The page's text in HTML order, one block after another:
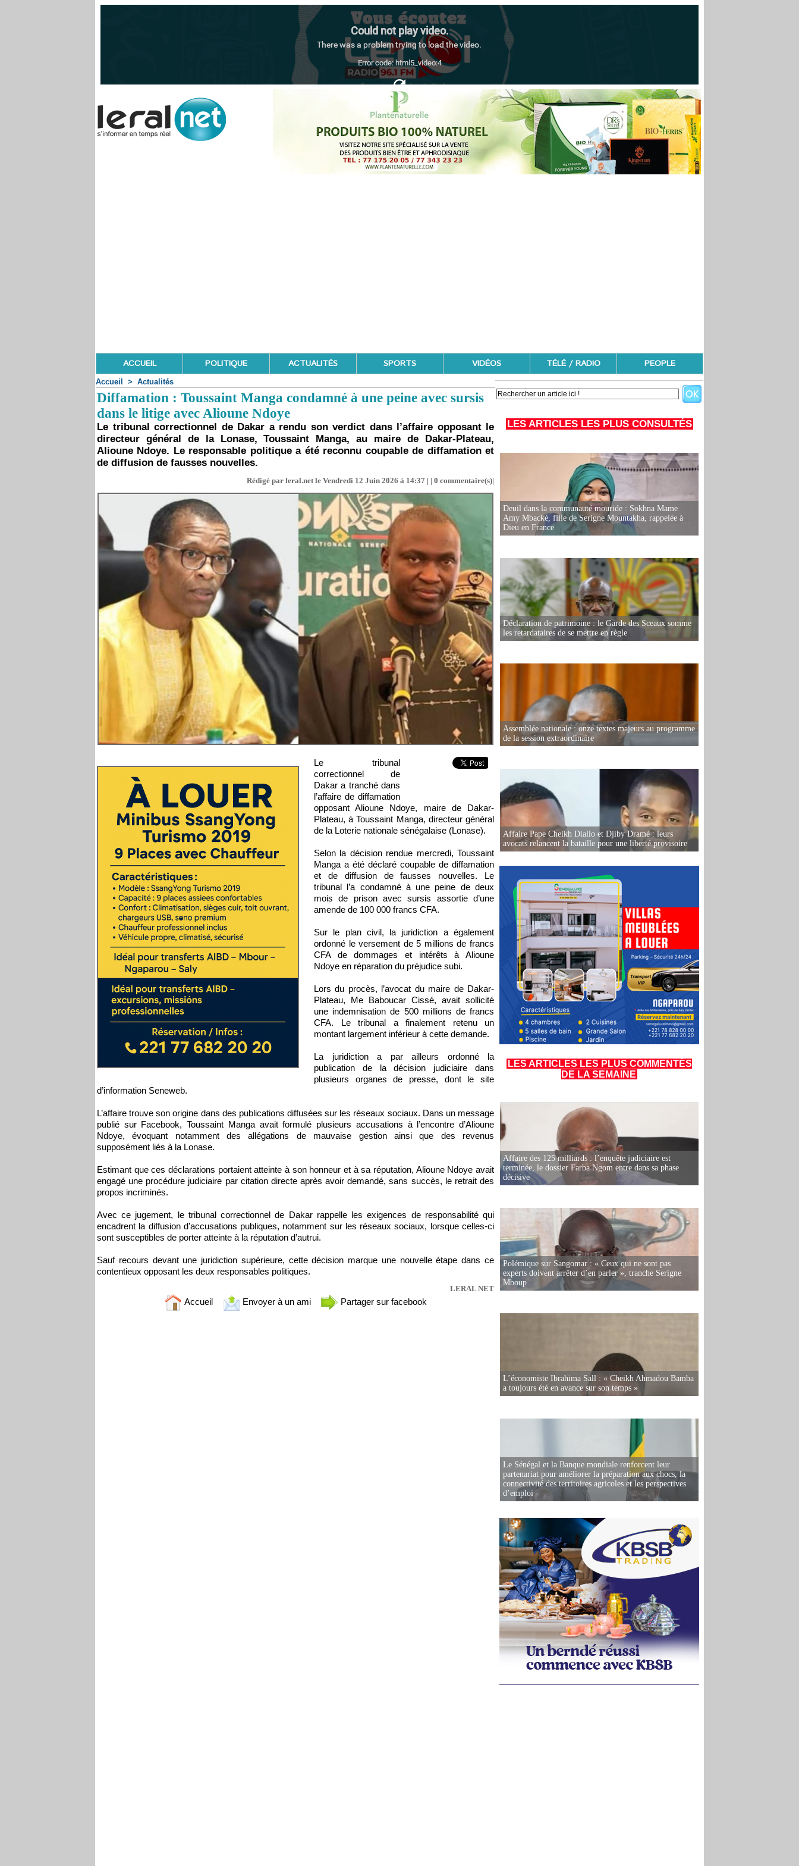
ACCUEIL POLITIQUE ACTUALITÉS SPORTS VIDÉOS TÉLÉ / RADIO PEOPLE
Accueil > Actualités
Diffamation : Toussaint Manga condamné à une peine avec sursis
dans le litige avec Alioune Ndoye
Le tribunal correctionnel de Dakar a rendu son verdict dans l’affaire opposant le
directeur général de la Lonase, Toussaint Manga, au maire de Dakar-Plateau,
Alioune Ndoye. Le responsable politique a été reconnu coupable de diffamation et
de diffusion de fausses nouvelles.
Rédigé par leral.net le Vendredi 12 Juin 2026 à 14:37 | | 0 commentaire(s)|
Le tribunal
correctionnel de
Dakar a tranché dans
l’affaire de diffamation
opposant Alioune Ndoye, maire de Dakar-
Plateau, à Toussaint Manga, directeur général
de la Loterie nationale sénégalaise (Lonase).
Selon la décision rendue mercredi, Toussaint
Manga a été déclaré coupable de diffamation
et de diffusion de fausses nouvelles. Le
tribunal l’a condamné à une peine de deux
mois de prison avec sursis assortie d’une
amende de 100 000 francs CFA.
Sur le plan civil, la juridiction a également
ordonné le versement de 5 millions de francs
CFA de dommages et intérêts à Alioune
Ndoye en réparation du préjudice subi.
Lors du procès, l’avocat du maire de Dakar-
Plateau, Me Baboucar Cissé, avait sollicité
une indemnisation de 500 millions de francs
CFA. Le tribunal a finalement retenu un
montant largement inférieur à cette demande.
La juridiction a par ailleurs ordonné la
publication de la décision judiciaire dans
plusieurs organes de presse, dont le site
d’information Seneweb.
L’affaire trouve son origine dans des publications diffusées sur les réseaux sociaux. Dans un message
publié sur Facebook, Toussaint Manga avait formulé plusieurs accusations à l’encontre d’Alioune
Ndoye, évoquant notamment des allégations de mauvaise gestion ainsi que des revenus
supposément liés à la Lonase.
Estimant que ces déclarations portaient atteinte à son honneur et à sa réputation, Alioune Ndoye avait
engagé une procédure judiciaire par citation directe après avoir demandé, sans succès, le retrait des
propos incriminés.
Avec ce jugement, le tribunal correctionnel de Dakar rappelle les exigences de responsabilité qui
encadrent la diffusion d’accusations publiques, notamment sur les réseaux sociaux, lorsque celles-ci
sont susceptibles de porter atteinte à la réputation d’autrui.
Sauf recours devant une juridiction supérieure, cette décision marque une nouvelle étape dans ce
contentieux opposant les deux responsables politiques.
LERAL NET
Accueil Envoyer à un ami Partager sur facebook
LES ARTICLES LES PLUS CONSULTÉS
Deuil dans la communauté mouride : Sokhna Mame
Amy Mbacké, fille de Serigne Mountakha, rappelée à
Dieu en France
Déclaration de patrimoine : le Garde des Sceaux somme
les retardataires de se mettre en règle
Assemblée nationale : onze textes majeurs au programme
de la session extraordinaire
Affaire Pape Cheikh Diallo et Djiby Dramé : leurs
avocats relancent la bataille pour une liberté provisoire
LES ARTICLES LES PLUS COMMENTÉS
DE LA SEMAINE
Affaire des 125 milliards : l’enquête judiciaire est
terminée, le dossier Farba Ngom entre dans sa phase
décisive
Polémique sur Sangomar : « Ceux qui ne sont pas
experts doivent arrêter d’en parler », tranche Serigne
Mboup
L’économiste Ibrahima Sall : « Cheikh Ahmadou Bamba
a toujours été en avance sur son temps »
Le Sénégal et la Banque mondiale renforcent leur
partenariat pour améliorer la préparation aux chocs, la
connectivité des territoires agricoles et les perspectives
d’emploi